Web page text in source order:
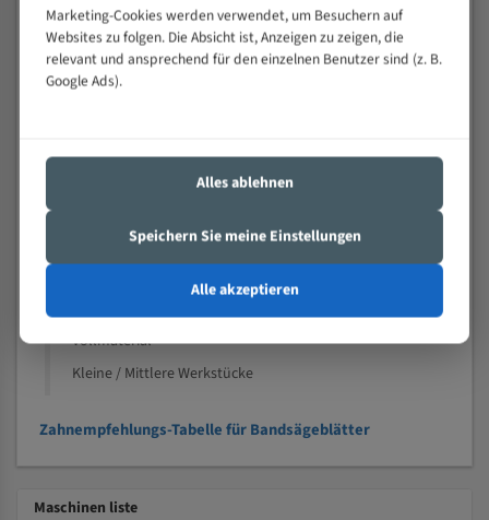
Positiver Spanwinkel
Bandkörper aus hochlegiertem Federstahl
Legierte HSS-beschichtete Zahnspitzen
Speziell entwickelt für Profile / Rohre
Kleine und mittlere Profile / Kleine Durchmesser
Vollmaterial
Kleine / Mittlere Werkstücke
Zahnempfehlungs-Tabelle für Bandsägeblätter
Maschinen liste
Marketing-Cookies werden verwendet, um Besuchern auf
Websites zu folgen. Die Absicht ist, Anzeigen zu zeigen, die
relevant und ansprechend für den einzelnen Benutzer sind (z. B.
Google Ads).
Alles ablehnen
Speichern Sie meine Einstellungen
Alle akzeptieren